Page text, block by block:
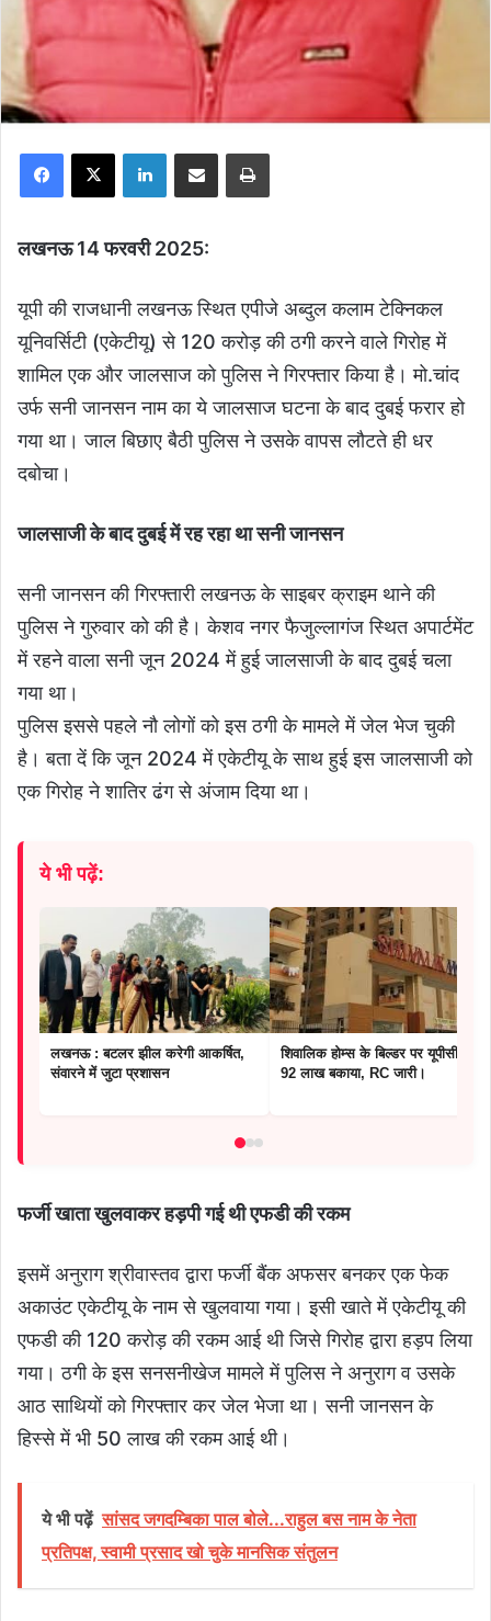
Facebook
X LinkedInShare via Email Print
लखनऊ 14 फरवरी 2025:
यूपी की राजधानी लखनऊ स्थित एपीजे अब्दुल कलाम टेक्निकल
यूनिवर्सिटी (एकेटीयू) से 120 करोड़ की ठगी करने वाले गिरोह में
शामिल एक और जालसाज को पुलिस ने गिरफ्तार किया है। मो.चांद
उर्फ सनी जानसन नाम का ये जालसाज घटना के बाद दुबई फरार हो
गया था। जाल बिछाए बैठी पुलिस ने उसके वापस लौटते ही धर
दबोचा।
जालसाजी के बाद दुबई में रह रहा था सनी जानसन
सनी जानसन की गिरफ्तारी लखनऊ के साइबर क्राइम थाने की
पुलिस ने गुरुवार को की है। केशव नगर फैजुल्लागंज स्थित अपार्टमेंट
में रहने वाला सनी जून 2024 में हुई जालसाजी के बाद दुबई चला
गया था।
पुलिस इससे पहले नौ लोगों को इस ठगी के मामले में जेल भेज चुकी
है। बता दें कि जून 2024 में एकेटीयू के साथ हुई इस जालसाजी को
एक गिरोह ने शातिर ढंग से अंजाम दिया था।
ये भी पढ़ें:
लखनऊ : बटलर झील करेगी आकर्षित,
संवारने में जुटा प्रशासन
शिवालिक होम्स के बिल्डर पर यूपीसीडा के
92 लाख बकाया, RC जारी।
फर्जी खाता खुलवाकर हड़पी गई थी एफडी की रकम
इसमें अनुराग श्रीवास्तव द्वारा फर्जी बैंक अफसर बनकर एक फेक
अकाउंट एकेटीयू के नाम से खुलवाया गया। इसी खाते में एकेटीयू की
एफडी की 120 करोड़ की रकम आई थी जिसे गिरोह द्वारा हड़प लिया
गया। ठगी के इस सनसनीखेज मामले में पुलिस ने अनुराग व उसके
आठ साथियों को गिरफ्तार कर जेल भेजा था। सनी जानसन के
हिस्से में भी 50 लाख की रकम आई थी।
ये भी पढ़ें सांसद जगदम्बिका पाल बोले...राहुल बस नाम के नेता
प्रतिपक्ष, स्वामी प्रसाद खो चुके मानसिक संतुलन